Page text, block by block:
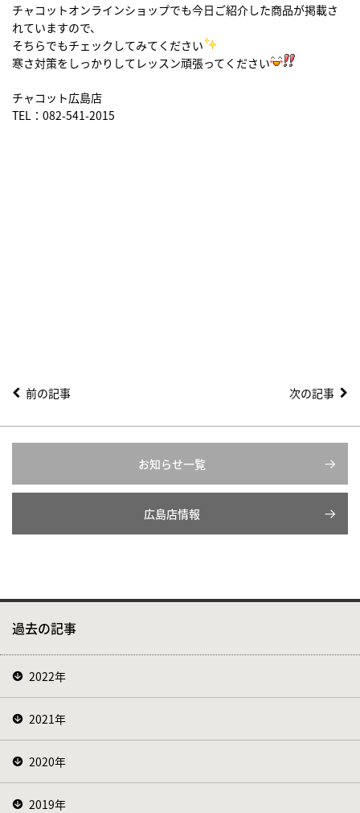
チャコットオンラインショップでも今日ご紹介した商品が掲載さ
れていますので、
そちらでもチェックしてみてください
寒さ対策をしっかりしてレッスン頑張ってください
チャコット広島店
TEL：082-541-2015
前の記事 次の記事
お知らせ一覧
広島店情報
過去の記事
2022年
2021年
2020年
2019年